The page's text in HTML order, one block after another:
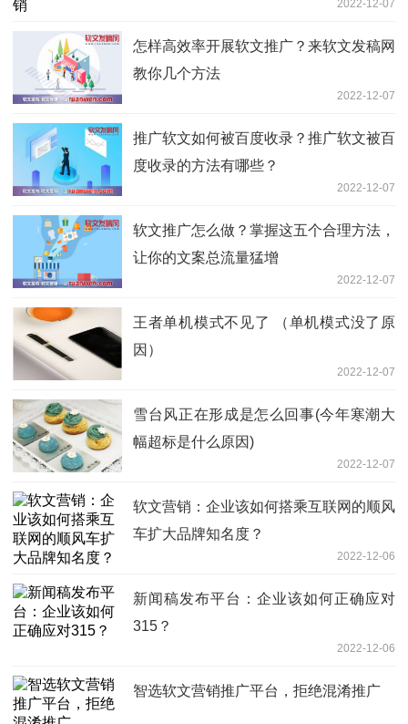
2022-12-07
怎样高效率开展软文推广？来软文发稿网
教你几个方法
2022-12-07
推广软文如何被百度收录？推广软文被百
度收录的方法有哪些？
2022-12-07
软文推广怎么做？掌握这五个合理方法，
让你的文案总流量猛增
2022-12-07
王者单机模式不见了 （单机模式没了原
因）
2022-12-07
雪台风正在形成是怎么回事(今年寒潮大
幅超标是什么原因)
2022-12-07
软文营销：企业该如何搭乘互联网的顺风
车扩大品牌知名度？
2022-12-06
新闻稿发布平台：企业该如何正确应对
315？
2022-12-06
智选软文营销推广平台，拒绝混淆推广